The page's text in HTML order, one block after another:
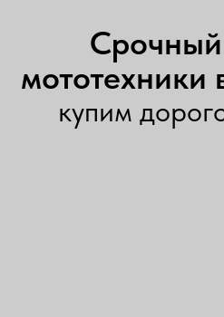
купим дорого и
Срочный выкуп
мототехники в